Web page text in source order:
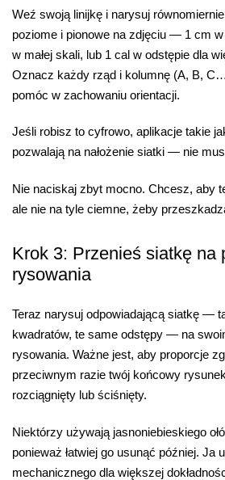
Weź swoją linijkę i narysuj
poziome i pionowe na zdjęciu — 1 cm
w małej skali, lub 1 cal w odstępie dla
Oznacz każdy rząd i kolumnę (A, B,
pomóc w zachowaniu orientacji.
Jeśli robisz to cyfrowo, aplikacje takie
pozwalają na nałożenie siatki — nie
Nie naciskaj zbyt mocno. Chcesz, aby
ale nie na tyle ciemne, żeby
Krok 3: Przenieś siatkę na
rysowania
Teraz narysuj odpowiadającą siatkę —
kwadratów, te same odstępy — na
rysowania. Ważne jest, aby proporcje
przeciwnym razie twój końcowy
rozciągnięty lub ściśnięty.
Niektórzy używają jasnoniebieskiego
ponieważ łatwiej go usunąć później. Ja
mechanicznego dla większej